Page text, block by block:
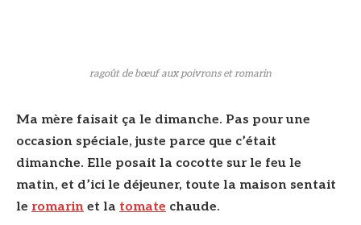
ragoût de bœuf aux poivrons et romarin
Ma mère faisait ça le dimanche. Pas pour une
occasion spéciale, juste parce que c’était
dimanche. Elle posait la cocotte sur le feu le
matin, et d’ici le déjeuner, toute la maison sentait
le romarin et la tomate chaude.